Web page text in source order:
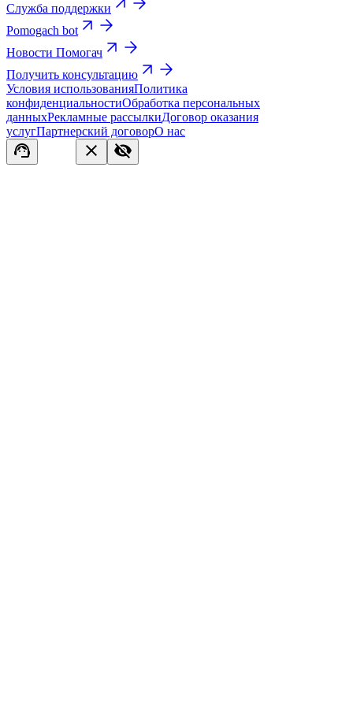
Служба поддержки
Pomogach bot
Новости Помогач
Получить консультацию
Условия использованияПолитика
конфиденциальностиОбработка персональных
данныхРекламные рассылкиДоговор оказания
услугПартнерский договорО нас